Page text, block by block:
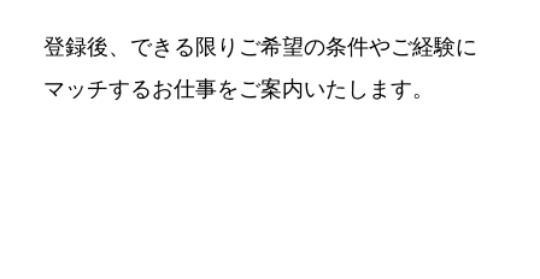
登録後、できる限りご希望の条件やご経験に
マッチするお仕事をご案内いたします。